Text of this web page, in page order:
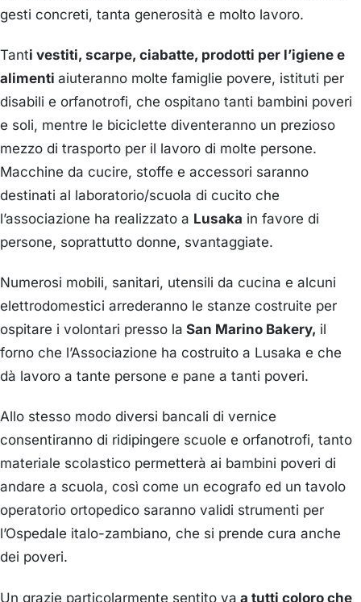
gesti concreti, tanta generosità e molto lavoro.
Tanti vestiti, scarpe, ciabatte, prodotti per l’igiene e
alimenti aiuteranno molte famiglie povere, istituti per
disabili e orfanotrofi, che ospitano tanti bambini poveri
e soli, mentre le biciclette diventeranno un prezioso
mezzo di trasporto per il lavoro di molte persone.
Macchine da cucire, stoffe e accessori saranno
destinati al laboratorio/scuola di cucito che
l’associazione ha realizzato a Lusaka in favore di
persone, soprattutto donne, svantaggiate.
Numerosi mobili, sanitari, utensili da cucina e alcuni
elettrodomestici arrederanno le stanze costruite per
ospitare i volontari presso la San Marino Bakery, il
forno che l’Associazione ha costruito a Lusaka e che
dà lavoro a tante persone e pane a tanti poveri.
Allo stesso modo diversi bancali di vernice
consentiranno di ridipingere scuole e orfanotrofi, tanto
materiale scolastico permetterà ai bambini poveri di
andare a scuola, così come un ecografo ed un tavolo
operatorio ortopedico saranno validi strumenti per
l’Ospedale italo-zambiano, che si prende cura anche
dei poveri.
Un grazie particolarmente sentito va a tutti coloro che